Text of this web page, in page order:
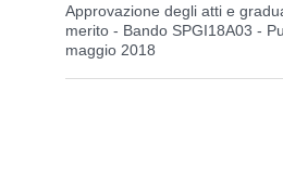
Approvazione degli atti e
merito - Bando SPGI18A03 -
maggio 2018